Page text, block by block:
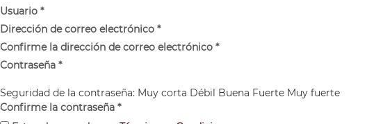
Usuario *
Dirección de correo electrónico *
Confirme la dirección de correo electrónico *
Contraseña *
Seguridad de la contraseña: Muy corta Débil Buena Fuerte Muy fuerte
Confirme la contraseña *